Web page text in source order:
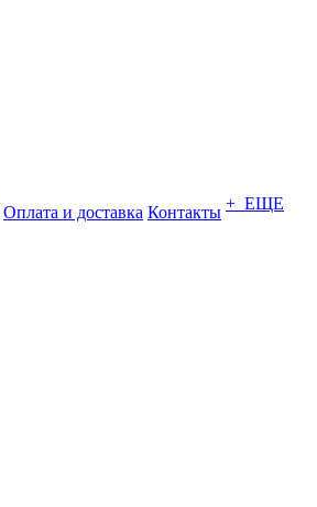
Оплата и доставка Контакты + ЕЩЕ